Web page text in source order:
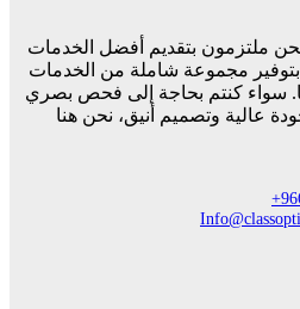
ملتزمون بتقديم أفضل الخدمات
بتوفير مجموعة شاملة من الخدمات
سواء كنتم بحاجة إلى فحص بصري
عالية وتصميم أنيق، نحن هنا